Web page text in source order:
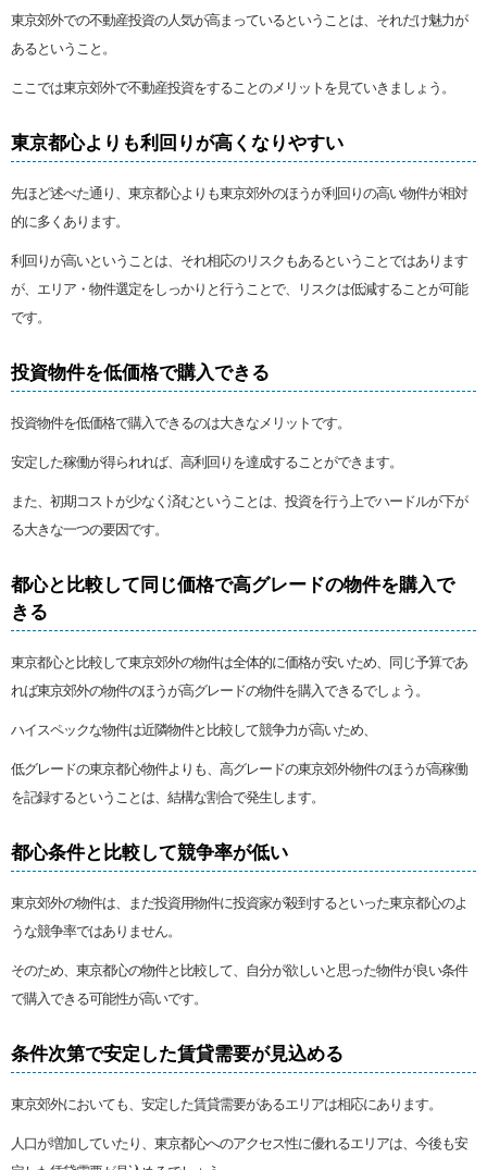
東京郊外での不動産投資の人気が高まっているということは、それだけ魅力が
あるということ。
ここでは東京郊外で不動産投資をすることのメリットを見ていきましょう。
東京都心よりも利回りが高くなりやすい
先ほど述べた通り、東京都心よりも東京郊外のほうが利回りの高い物件が相対
的に多くあります。
利回りが高いということは、それ相応のリスクもあるということではあります
が、エリア・物件選定をしっかりと行うことで、リスクは低減することが可能
です。
投資物件を低価格で購入できる
投資物件を低価格で購入できるのは大きなメリットです。
安定した稼働が得られれば、高利回りを達成することができます。
また、初期コストが少なく済むということは、投資を行う上でハードルが下が
る大きな一つの要因です。
都心と比較して同じ価格で高グレードの物件を購入で
きる
東京都心と比較して東京郊外の物件は全体的に価格が安いため、同じ予算であ
れば東京郊外の物件のほうが高グレードの物件を購入できるでしょう。
ハイスペックな物件は近隣物件と比較して競争力が高いため、
低グレードの東京都心物件よりも、高グレードの東京郊外物件のほうが高稼働
を記録するということは、結構な割合で発生します。
都心条件と比較して競争率が低い
東京郊外の物件は、まだ投資用物件に投資家が殺到するといった東京都心のよ
うな競争率ではありません。
そのため、東京都心の物件と比較して、自分が欲しいと思った物件が良い条件
で購入できる可能性が高いです。
条件次第で安定した賃貸需要が見込める
東京郊外においても、安定した賃貸需要があるエリアは相応にあります。
人口が増加していたり、東京都心へのアクセス性に優れるエリアは、今後も安